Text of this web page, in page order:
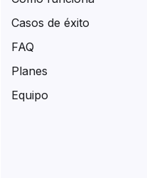
Casos de éxito
FAQ
Planes
Equipo